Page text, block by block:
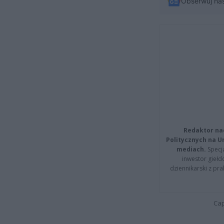
Redaktor
Politycznych na
mediach.
inwestor
dziennikarski z